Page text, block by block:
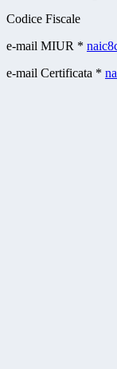
Codice Fiscale
e-mail MIUR *
e-mail Certificata *